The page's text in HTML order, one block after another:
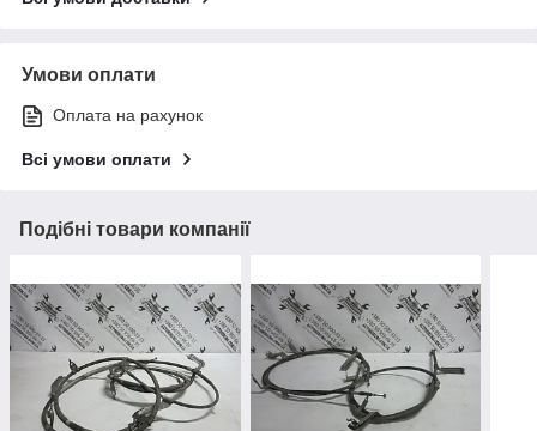
Умови оплати
Оплата на рахунок
Всі умови оплати
Подібні товари компанії